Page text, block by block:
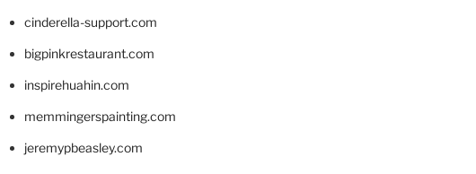
cinderella-support.com
bigpinkrestaurant.com
inspirehuahin.com
memmingerspainting.com
jeremypbeasley.com